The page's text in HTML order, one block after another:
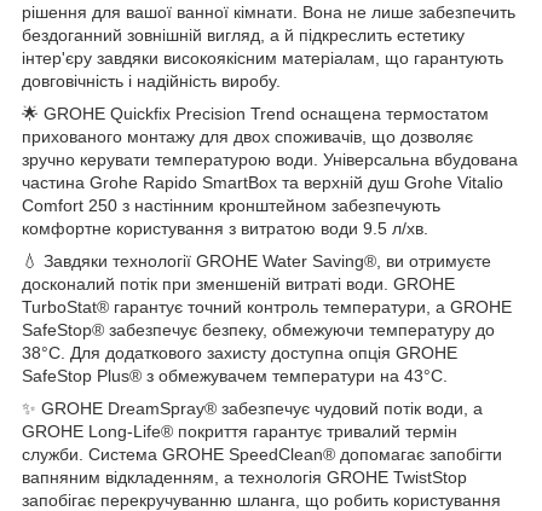
рішення для вашої ванної кімнати. Вона не лише забезпечить
бездоганний зовнішній вигляд, а й підкреслить естетику
інтер'єру завдяки високоякісним матеріалам, що гарантують
довговічність і надійність виробу.
🌟 GROHE Quickfix Precision Trend оснащена термостатом
прихованого монтажу для двох споживачів, що дозволяє
зручно керувати температурою води. Універсальна вбудована
частина Grohe Rapido SmartBox та верхній душ Grohe Vitalio
Comfort 250 з настінним кронштейном забезпечують
комфортне користування з витратою води 9.5 л/хв.
💧 Завдяки технології GROHE Water Saving®, ви отримуєте
досконалий потік при зменшеній витраті води. GROHE
TurboStat® гарантує точний контроль температури, а GROHE
SafeStop® забезпечує безпеку, обмежуючи температуру до
38°C. Для додаткового захисту доступна опція GROHE
SafeStop Plus® з обмежувачем температури на 43°C.
✨ GROHE DreamSpray® забезпечує чудовий потік води, а
GROHE Long-Life® покриття гарантує тривалий термін
служби. Система GROHE SpeedClean® допомагає запобігти
вапняним відкладенням, а технологія GROHE TwistStop
запобігає перекручуванню шланга, що робить користування